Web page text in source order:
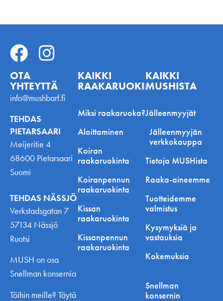
OTA
YHTEYTTÄ
info@mushbarf.fi
TEHDAS
PIETARSAARI
Meijeritie 4
68600 Pietarsaari
Suomi
TEHDAS NÄSSJÖ
Verkstadsgatan 7
57134 Nässjö
Ruotsi
MUSH on osa
Snellman konsernia
Töihin meille? Täytä
KAIKKI
RAAKARUOKINNASTA
Miksi raakaruoka?
Aloittaminen
Koiran
raakaruokinta
Koiranpennun
raakaruokinta
Kissan
raakaruokinta
Kissanpennun
raakaruokinta
KAIKKI
MUSHISTA
Jälleenmyyjät
Jälleenmyyjän
verkkokauppa
Tietoja MUSHista
Raaka-aineemme
Tuotteidemme
valmistus
Kysymyksiä ja
vastauksia
Kokemuksia
Snellman
konsernin